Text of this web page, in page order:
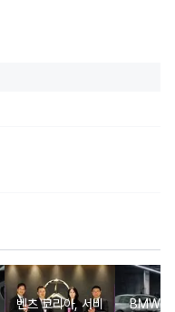
벤츠 코리아, 서비
BMW